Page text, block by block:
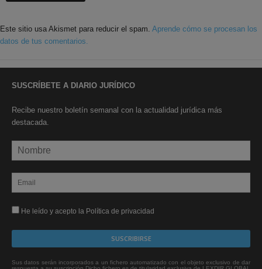
Este sitio usa Akismet para reducir el spam. Aprende cómo se procesan los
datos de tus comentarios.
SUSCRÍBETE A DIARIO JURÍDICO
Recibe nuestro boletín semanal con la actualidad jurídica más
destacada.
He leído y acepto la Política de privacidad
Sus datos serán incorporados a un fichero automatizado con el objeto exclusivo de dar